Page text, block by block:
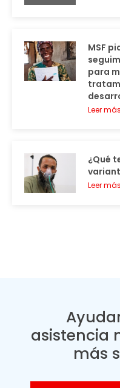
MSF
para
Leer más
¿Qué
Leer más
asistencia
más